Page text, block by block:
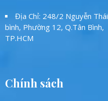
Địa Chỉ: 248/2 Nguyễn Thái
bình, Phường 12, Q.Tân Bình,
TP.HCM
Chính sách